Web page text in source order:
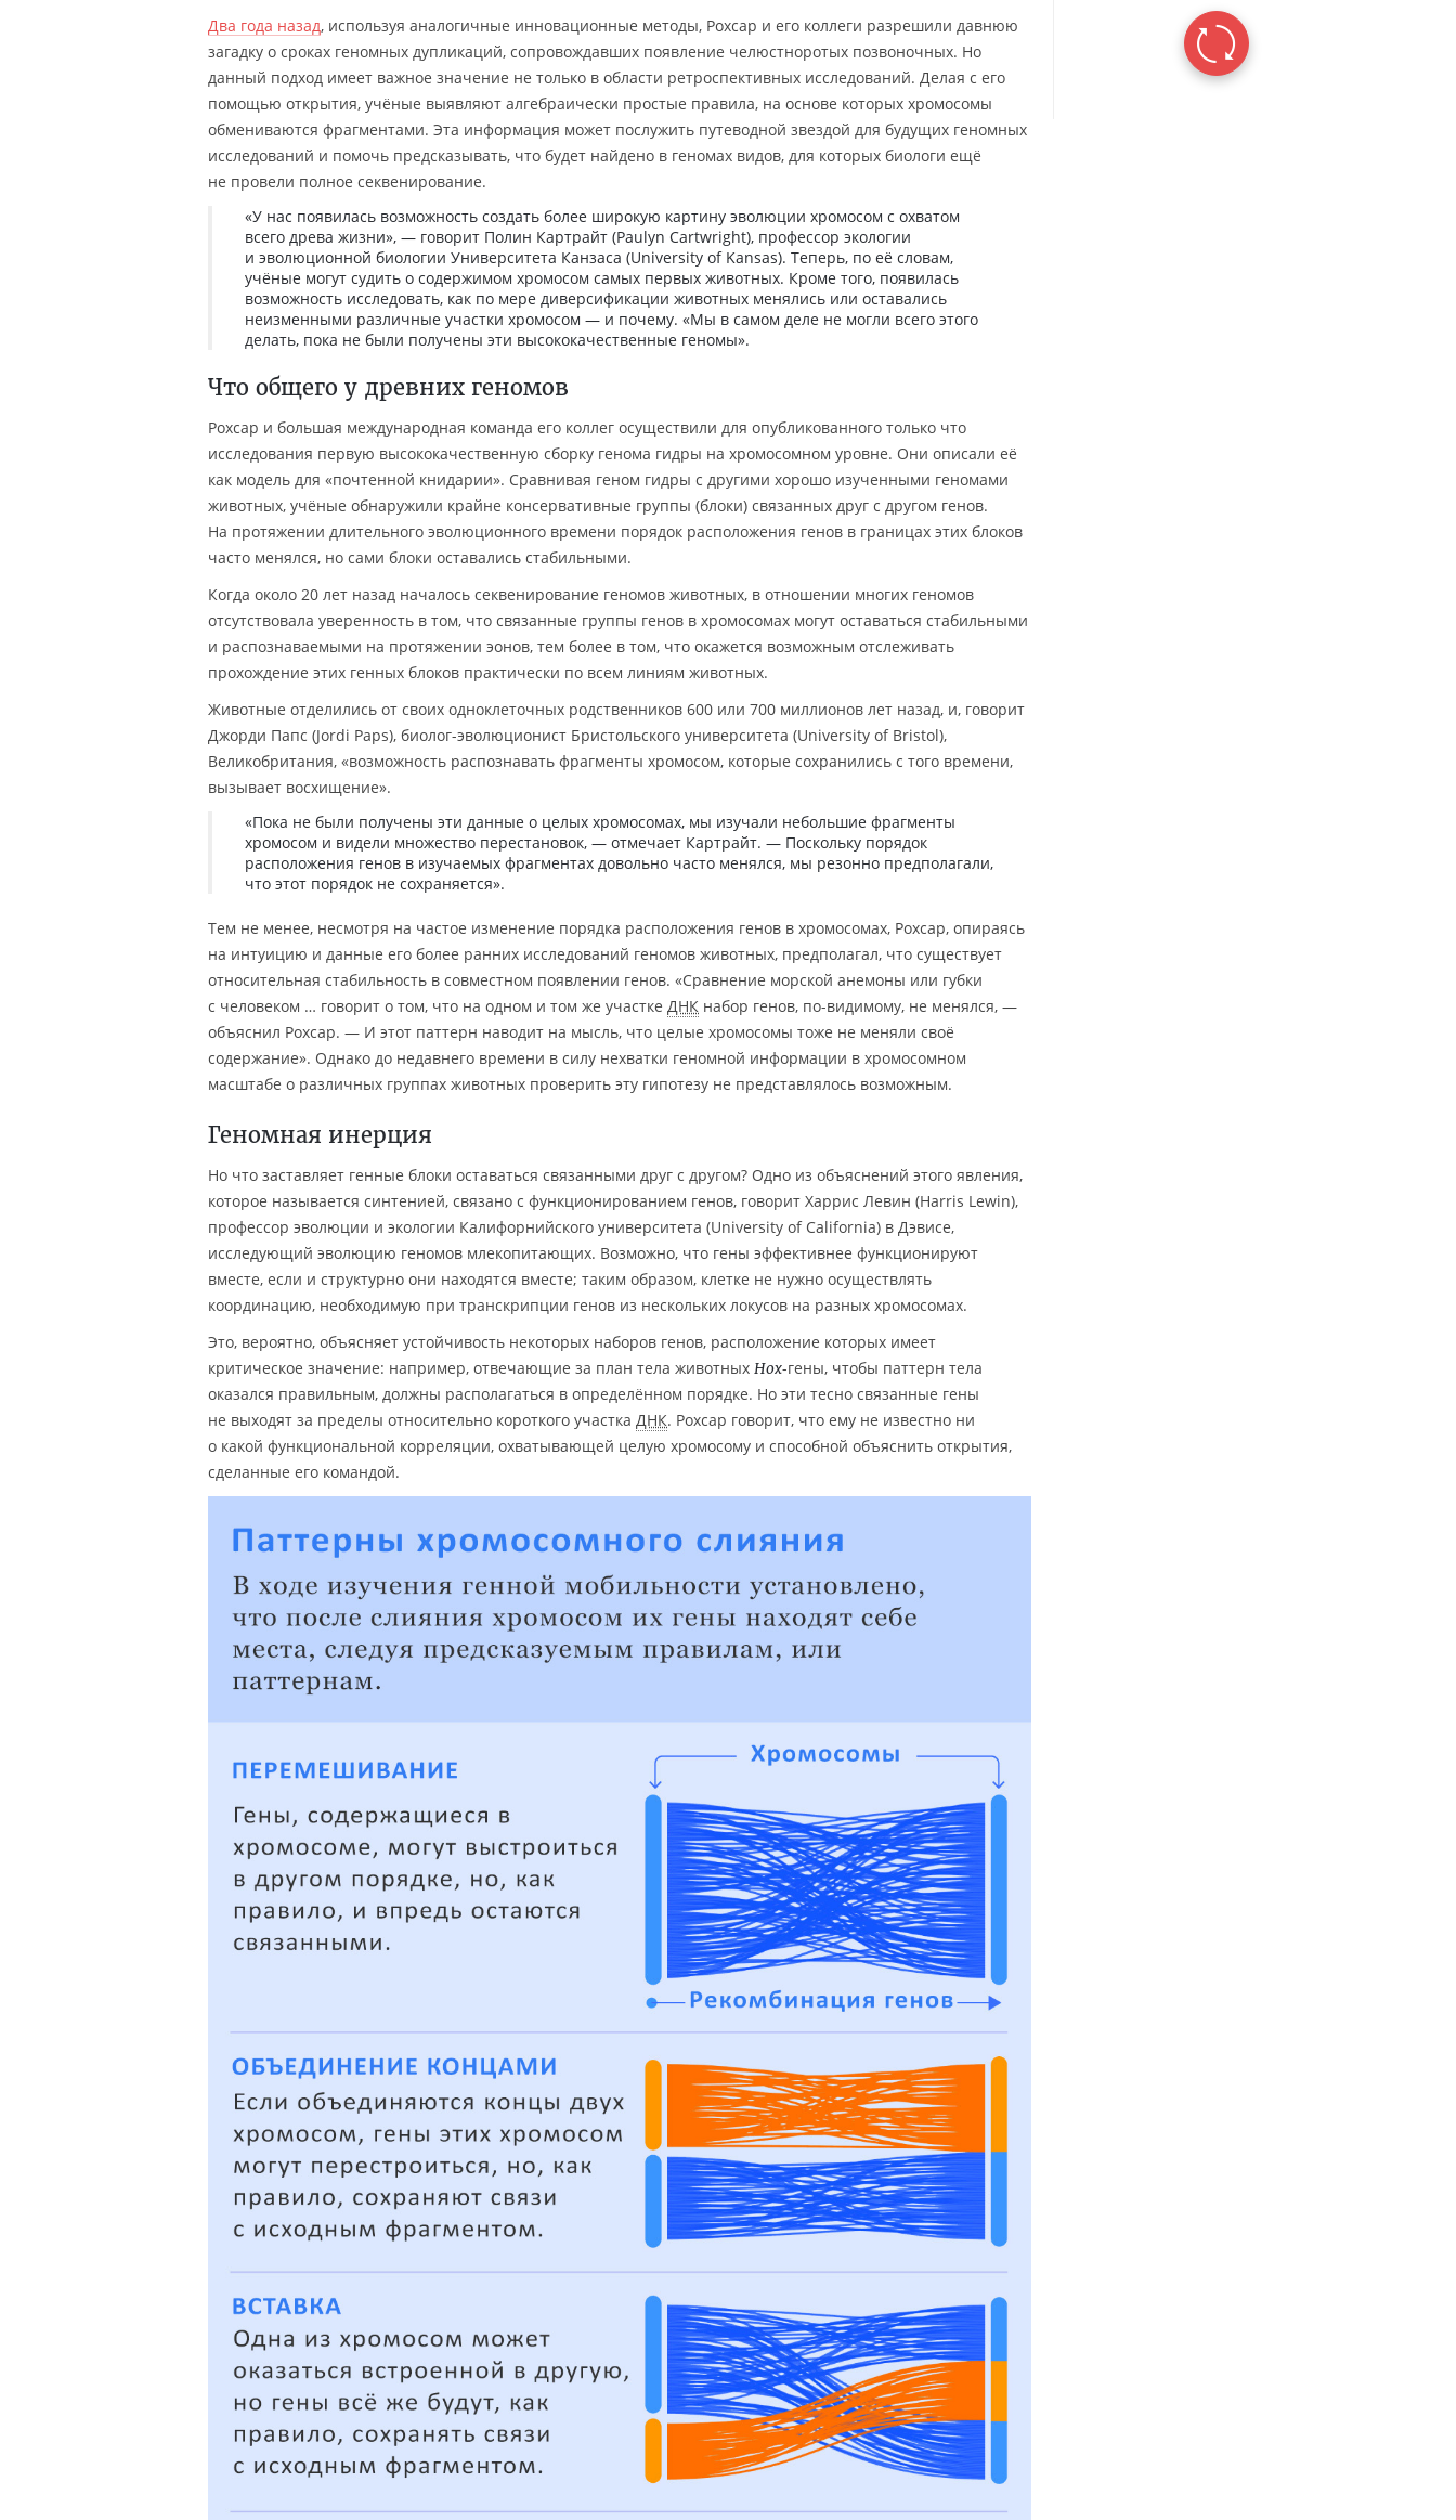
Два года назад, используя аналогичные инновационные методы, Рохсар и его коллеги разрешили давнюю
загадку о сроках геномных дупликаций, сопровождавших появление челюстноротых позвоночных. Но
данный подход имеет важное значение не только в области ретроспективных исследований. Делая с его
помощью открытия, учёные выявляют алгебраически простые правила, на основе которых хромосомы
обмениваются фрагментами. Эта информация может послужить путеводной звездой для будущих геномных
исследований и помочь предсказывать, что будет найдено в геномах видов, для которых биологи ещё
не провели полное секвенирование.
«У нас появилась возможность создать более широкую картину эволюции хромосом с охватом
всего древа жизни», — говорит Полин Картрайт (Paulyn Cartwright), профессор экологии
и эволюционной биологии Университета Канзаса (University of Kansas). Теперь, по её словам,
учёные могут судить о содержимом хромосом самых первых животных. Кроме того, появилась
возможность исследовать, как по мере диверсификации животных менялись или оставались
неизменными различные участки хромосом — и почему. «Мы в самом деле не могли всего этого
делать, пока не были получены эти высококачественные геномы».
Что общего у древних геномов
Рохсар и большая международная команда его коллег осуществили для опубликованного только что
исследования первую высококачественную сборку генома гидры на хромосомном уровне. Они описали её
как модель для «почтенной книдарии». Сравнивая геном гидры с другими хорошо изученными геномами
животных, учёные обнаружили крайне консервативные группы (блоки) связанных друг с другом генов.
На протяжении длительного эволюционного времени порядок расположения генов в границах этих блоков
часто менялся, но сами блоки оставались стабильными.
Когда около 20 лет назад началось секвенирование геномов животных, в отношении многих геномов
отсутствовала уверенность в том, что связанные группы генов в хромосомах могут оставаться стабильными
и распознаваемыми на протяжении эонов, тем более в том, что окажется возможным отслеживать
прохождение этих генных блоков практически по всем линиям животных.
Животные отделились от своих одноклеточных родственников 600 или 700 миллионов лет назад, и, говорит
Джорди Папс (Jordi Paps), биолог-эволюционист Бристольского университета (University of Bristol),
Великобритания, «возможность распознавать фрагменты хромосом, которые сохранились с того времени,
вызывает восхищение».
«Пока не были получены эти данные о целых хромосомах, мы изучали небольшие фрагменты
хромосом и видели множество перестановок, — отмечает Картрайт. — Поскольку порядок
расположения генов в изучаемых фрагментах довольно часто менялся, мы резонно предполагали,
что этот порядок не сохраняется».
Тем не менее, несмотря на частое изменение порядка расположения генов в хромосомах, Рохсар, опираясь
на интуицию и данные его более ранних исследований геномов животных, предполагал, что существует
относительная стабильность в совместном появлении генов. «Сравнение морской анемоны или губки
с человеком … говорит о том, что на одном и том же участке ДНК набор генов, по-видимому, не менялся, —
объяснил Рохсар. — И этот паттерн наводит на мысль, что целые хромосомы тоже не меняли своё
содержание». Однако до недавнего времени в силу нехватки геномной информации в хромосомном
масштабе о различных группах животных проверить эту гипотезу не представлялось возможным.
Геномная инерция
Но что заставляет генные блоки оставаться связанными друг с другом? Одно из объяснений этого явления,
которое называется синтенией, связано с функционированием генов, говорит Харрис Левин (Harris Lewin),
профессор эволюции и экологии Калифорнийского университета (University of California) в Дэвисе,
исследующий эволюцию геномов млекопитающих. Возможно, что гены эффективнее функционируют
вместе, если и структурно они находятся вместе; таким образом, клетке не нужно осуществлять
координацию, необходимую при транскрипции генов из нескольких локусов на разных хромосомах.
Это, вероятно, объясняет устойчивость некоторых наборов генов, расположение которых имеет
критическое значение: например, отвечающие за план тела животных Hox-гены, чтобы паттерн тела
оказался правильным, должны располагаться в определённом порядке. Но эти тесно связанные гены
не выходят за пределы относительно короткого участка ДНК. Рохсар говорит, что ему не известно ни
о какой функциональной корреляции, охватывающей целую хромосому и способной объяснить открытия,
сделанные его командой.